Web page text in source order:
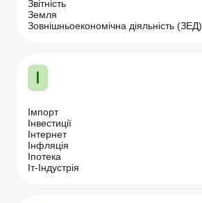
Звітність
Земля
Зовнішньоекономічна діяльність (ЗЕД)
Імпорт
Інвестиції
Інтернет
Інфляція
Іпотека
Іт-Індустрія